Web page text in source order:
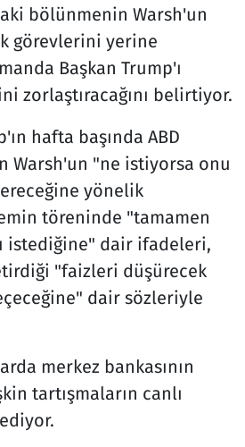
bölünmenin Warsh'un
görevlerini yerine
Başkan Trump'ı
zorlaştıracağını belirtiyor.
hafta başında ABD
Warsh'un "ne istiyorsa onu
yönelik
töreninde "tamamen
istediğine" dair ifadeleri,
"faizleri düşürecek
dair sözleriyle
merkez bankasının
tartışmaların canlı